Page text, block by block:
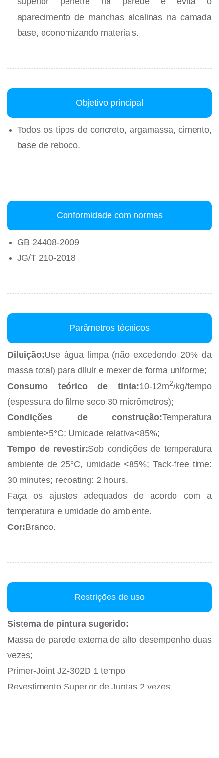
aparecimento de manchas alcalinas na camada
base, economizando materiais.
Objetivo principal
Todos os tipos de concreto, argamassa, cimento,
base de reboco.
Conformidade com normas
GB 24408-2009
JG/T 210-2018
Parâmetros técnicos
Diluição:Use água limpa (não excedendo 20% da
massa total) para diluir e mexer de forma uniforme;
Consumo teórico de tinta:10-12m2/kg/tempo
(espessura do filme seco 30 micrômetros);
Condições de construção:Temperatura
ambiente>5°C; Umidade relativa<85%;
Tempo de revestir:Sob condições de temperatura
ambiente de 25°C, umidade <85%; Tack-free time:
30 minutes; recoating: 2 hours.
Faça os ajustes adequados de acordo com a
temperatura e umidade do ambiente.
Cor:Branco.
Restrições de uso
Sistema de pintura sugerido:
Massa de parede externa de alto desempenho duas
vezes;
Primer-Joint JZ-302D 1 tempo
Revestimento Superior de Juntas 2 vezes